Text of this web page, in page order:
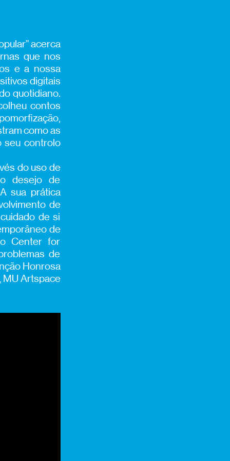
acerca
que nos
e a nossa
digitais
quotidiano.
contos
como as
seu controlo
do uso de
desejo de
sua prática
de
de si
de
Center for
de
Honrosa
MU Artspace